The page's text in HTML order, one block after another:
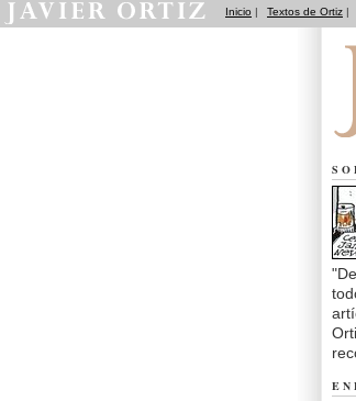
Inicio | Textos de Ortiz |